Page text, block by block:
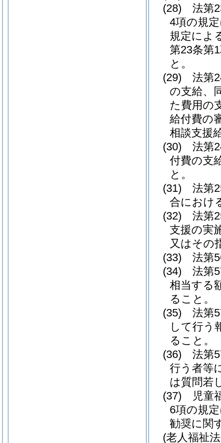
(28)
法第
4項の規
規定によ
第23条第
と。
(29)
法第
の支給、
た費用の
給付費の
相談支援
(30)
法第
付費の支
と。
(31)
法第
合におけ
(32)
法第
支援の実
又はその
(33)
法第
(34)
法第
相当する
ること。
(35)
法第
して行う
ること。
(36)
法第
行う者等
は質問若
(37)
児童
6項の規
勧奨に関
(老人福祉